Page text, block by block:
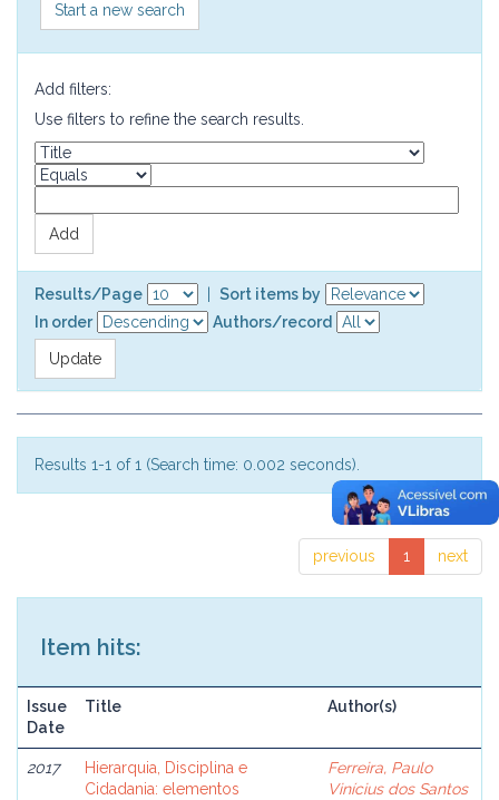
Start a new search
Add filters:
Use filters to refine the search results.
Results/Page
Sort items by
In order
Authors/record
Results 1-1 of 1 (Search time: 0.002 seconds).
previous 1 next
Item hits:
Issue
Date
Title Author(s)
2017
Hierarquia, Disciplina e
Cidadania: elementos
Ferreira, Paulo
Vinícius dos Santos